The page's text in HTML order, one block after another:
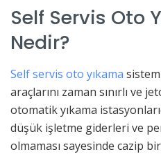
Self Servis Oto
Nedir?
Self servis oto yıkama
araçlarını zaman sınırlı ve
otomatik yıkama
düşük işletme giderleri ve
olmaması sayesinde cazip